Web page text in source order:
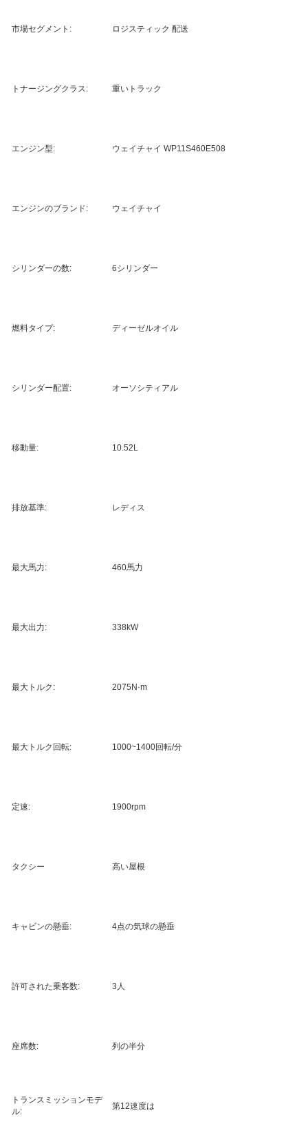
市場セグメント: ロジスティック 配送
トナージングクラス: 重いトラック
エンジン型: ウェイチャイ WP11S460E508
エンジンのブランド: ウェイチャイ
シリンダーの数: 6シリンダー
燃料タイプ: ディーゼルオイル
シリンダー配置: オーソシティアル
移動量: 10.52L
排放基準: レディス
最大馬力: 460馬力
最大出力: 338kW
最大トルク: 2075N·m
最大トルク回転: 1000~1400回転/分
定速: 1900rpm
タクシー 高い屋根
キャビンの懸垂: 4点の気球の懸垂
許可された乗客数: 3人
座席数: 列の半分
トランスミッションモデ
ル:
第12速度は